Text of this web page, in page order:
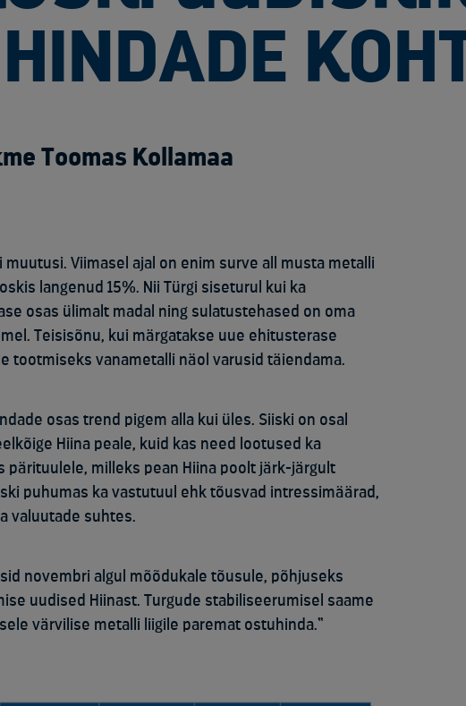
Toomas Kollamaa
Viimasel ajal on enim surve all musta metalli
langenud 15%. Nii Türgi siseturul kui ka
osas ülimalt madal ning sulatustehased on oma
Teisisõnu, kui märgatakse uue ehitusterase
tootmiseks vanametalli näol varusid täiendama.
osas trend pigem alla kui üles. Siiski on osal
Hiina peale, kuid kas need lootused ka
pärituulele, milleks pean Hiina poolt järk-järgult
puhumas ka vastutuul ehk tõusvad intressimäärad,
valuutade suhtes.
novembri algul mõõdukale tõusule, põhjuseks
uudised Hiinast. Turgude stabiliseerumisel saame
värvilise metalli liigile paremat ostuhinda.“